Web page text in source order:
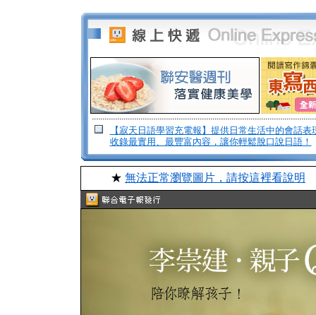
【寂天日語學習充電報】提供日常生活中的會話表
收錄最實用、最豐富內容，讓你輕鬆脫口說日語！
★ 無法正常瀏覽圖片，請按這裡看說明